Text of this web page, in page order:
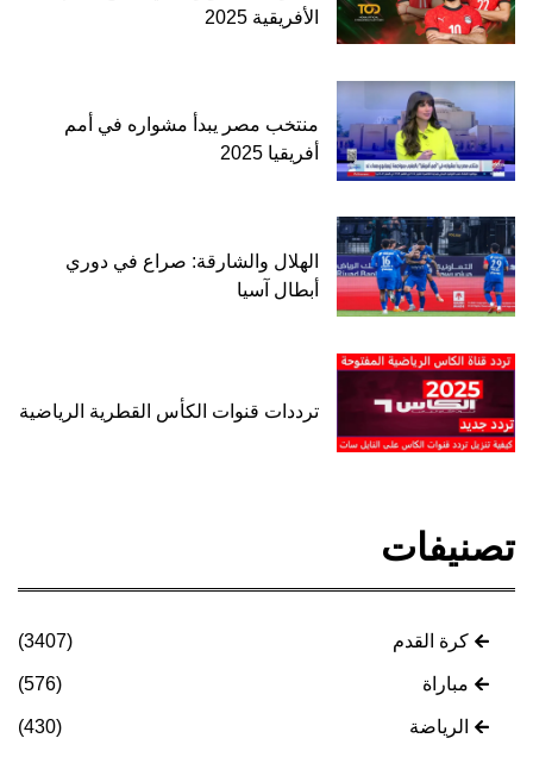
الأفريقية 2025
منتخب مصر يبدأ مشواره في أمم
أفريقيا 2025
الهلال والشارقة: صراع في دوري
أبطال آسيا
ترددات قنوات الكأس القطرية الرياضية
تصنيفات
كرة القدم (3407)
مباراة (576)
الرياضة (430)